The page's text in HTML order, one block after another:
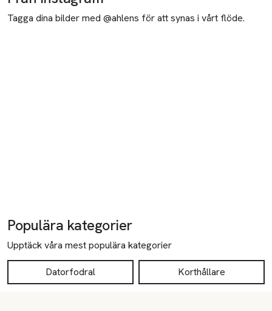
Tagga dina bilder med @ahlens för att synas i vårt flöde.
Populära kategorier
Upptäck våra mest populära kategorier
Datorfodral Korthållare